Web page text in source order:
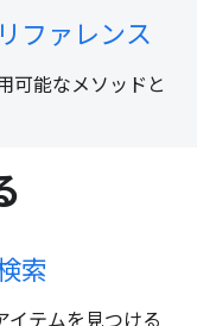
ファレンス
可能なメソッドと
索
イテムを見つける